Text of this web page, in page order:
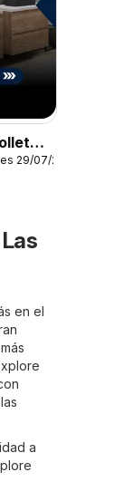
-
baño
29/07/2026
en el
a